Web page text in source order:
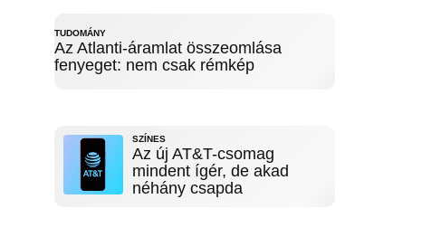
TUDOMÁNY
Az Atlanti-áramlat összeomlása
fenyeget: nem csak rémkép
SZÍNES
Az új AT&T-csomag
mindent ígér, de akad
néhány csapda